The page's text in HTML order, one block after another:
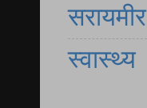
सरायमीर
स्वास्थ्य